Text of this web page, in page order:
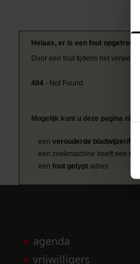
Helaas, er is een fout opgetreden
Door een fout tijdens het
404 - Not Found
Mogelijk kunt u deze pagina niet
een verouderde bladwijzer/
een zoekmachine heeft een
een fout getypt adres
agenda
vrijwilligers